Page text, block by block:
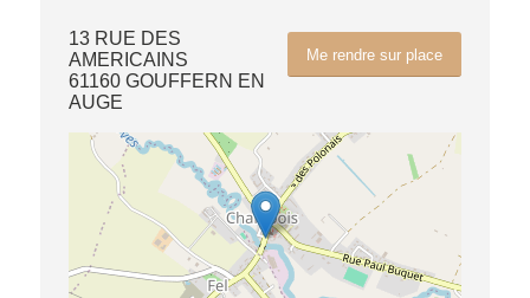
Me rendre sur place
13 RUE DES
AMERICAINS
61160 GOUFFERN EN
AUGE